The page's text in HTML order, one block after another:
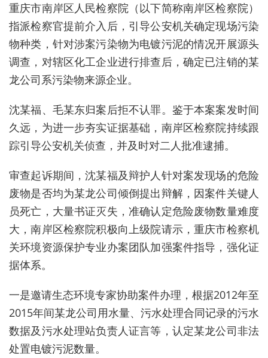
重庆市南岸区人民检察院（以下简称南岸区检察院）
指派检察官提前介入后，引导公安机关确定现场污染
物种类，针对涉案污染物为电镀污泥的情况开展源头
调查，对辖区化工企业进行排查后，确定已注销的某
龙公司系污染物来源企业。
沈某福、毛某东归案后拒不认罪。鉴于本案案发时间
久远，为进一步夯实证据基础，南岸区检察院持续跟
踪引导公安机关侦查，并及时对二人批准逮捕。
审查起诉期间，沈某福及辩护人针对案发现场的危险
废物是否均为某龙公司倾倒提出辩解，因案件关键人
员死亡，大量书证灭失，准确认定危险废物数量难度
大，南岸区检察院积极向上级院请示，重庆市检察机
关环境资源保护专业办案团队加强案件指导，强化证
据体系。
一是邀请生态环境专家协助案件办理，根据2012年至
2015年间某龙公司用水量、污水处理合同记录的污水
数据及污水处理站负责人证言等，认定某龙公司非法
处置电镀污泥数量。